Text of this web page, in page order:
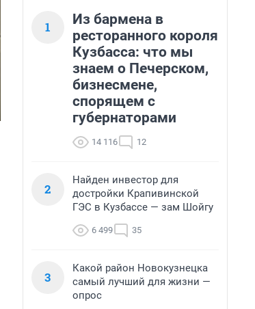
1
Из бармена в
ресторанного короля
Кузбасса: что мы
знаем о Печерском,
бизнесмене,
спорящем с
губернаторами
14 116 12
2
Найден инвестор для
достройки Крапивинской
ГЭС в Кузбассе — зам Шойгу
6 499 35
3
Какой район Новокузнецка
самый лучший для жизни —
опрос